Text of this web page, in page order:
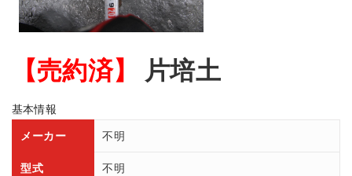
【売約済】 片培土
基本情報
メーカー
不明
型式 不明